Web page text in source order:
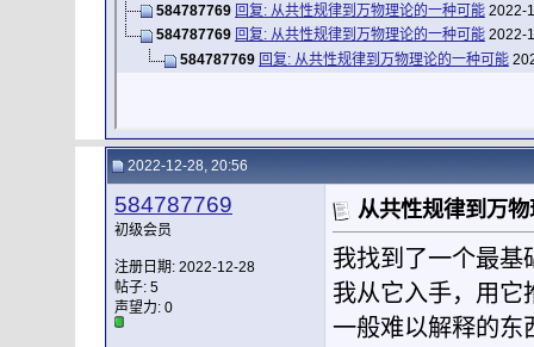
584787769 回复: 从共性规律到万物理论的一种可能2022-
584787769 回复: 从共性规律到万物理论的一种可能2022-
584787769 回复: 从共性规律到万物理论的一种可能
2022-12-28, 20:56
584787769
初级会员
注册日期: 2022-12-28
帖子: 5
声望力: 0
从共性规律到万
我找到了一个最基
我从它入手，用它
一般难以解释的东